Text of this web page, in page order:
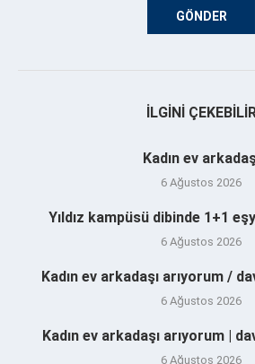
İLGINI
Kadın ev
6 Ağustos 2026
Yıldız kampüsü dibinde 1+1
6 Ağustos 2026
Kadın ev arkadaşı arıyorum /
6 Ağustos 2026
Kadın ev arkadaşı arıyorum |
6 Ağustos 2026